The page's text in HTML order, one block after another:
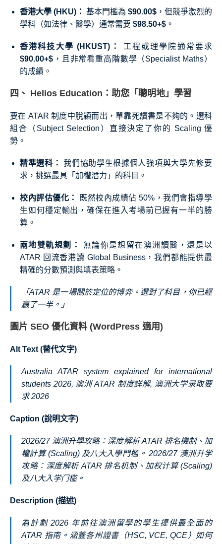
香港大學 (HKU)： 基本門檻為 $90.00$ ，但競爭激烈的
學科（如法律、醫學）通常需要 $98.50+$ 。
香港科技大學 (HKUST)：
工程或理學院通常要求
$90.00+$ ，且非常看重高階數學（Specialist Maths）
的成績。
四、 Helios Education：助您「聰明地」學習
要在 ATAR 制度中脫穎而出，單靠死讀書是不夠的。選科
組合（Subject Selection）直接決定了你的 Scaling 優
勢。
精準選科：
我們協助學生根據個人強項與大學先修要
求，挑選最具「加權潛力」的科目。
校內評估優化：
既然校內成績佔 50%，我們會指導學
生如何穩定輸出，確保在進入考場前已握有一半的勝
算。
兩地雙軌規劃：
無論你是想留在澳洲讀醫，還是以
ATAR 回流香港讀 Global Business，我們都能提供最
精確的分數預測與填表策略。
「ATAR 是一場關於定位的博弈。選對了科目，你已經
贏了一半。」
圖片 SEO 優化資料 (WordPress 適用)
Alt Text (替代文字)
Australia ATAR system explained for international
students 2026, 澳洲 ATAR 制度詳解, 澳洲大学录取要
求 2026
Caption (說明文字)
2026/27 澳洲升學攻略：深度解析 ATAR 排名機制、加
權計算 (Scaling) 及八大入學門檻。 2026/27 澳洲升学
攻略：深度解析 ATAR 排名机制、加权计算 (Scaling)
及八大入学门槛。
Description (描述)
為計劃 2026 年前往澳洲留學的學生提供最全面的
ATAR 指南。涵蓋各州證書（HSC, VCE, QCE）如何